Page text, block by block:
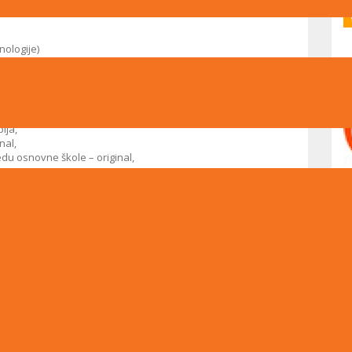
osnovne škole – original,
bodova,
– isprintan i potpisan, preuzeti
i potpisan samo u slučaju da učenici žele pohađati ovaj
u prvi razred u prostorijama škole